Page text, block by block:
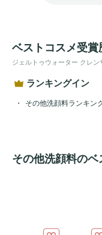
ベストコスメ受
ジェルトゥウォーター クレン
ランキングイン
その他洗顔料ランキン
その他洗顔料の